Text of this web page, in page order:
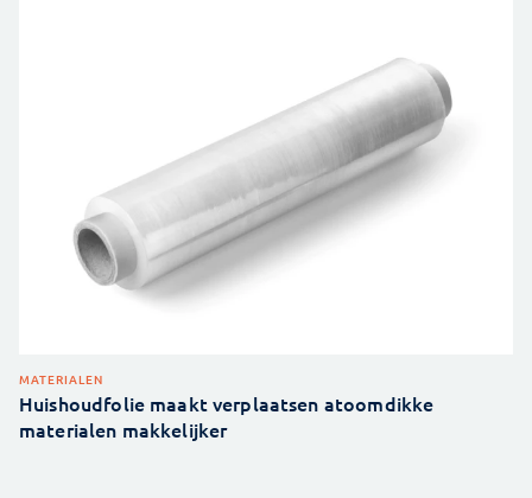
MATERIALEN
Huishoudfolie maakt verplaatsen atoomdikke
materialen makkelijker